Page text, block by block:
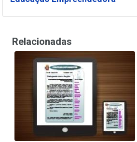
Relacionadas